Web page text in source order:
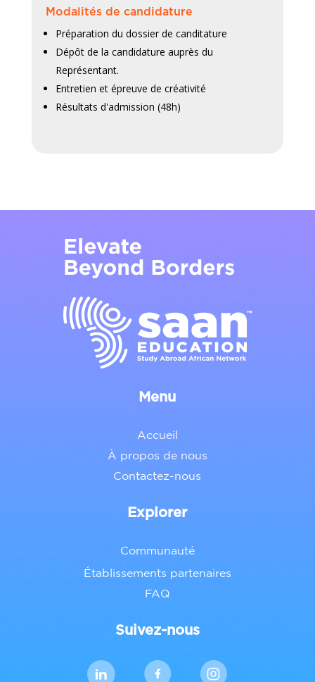
Modalités de candidature
Préparation du dossier de canditature
Dépôt de la candidature auprès du
Représentant.
Entretien et épreuve de créativité
Résultats d'admission (48h)
Menu
Accueil
À propos de nous
Contactez-nous
Explorer
Communauté
Établissements partenaires
FAQ
Suivez-nous